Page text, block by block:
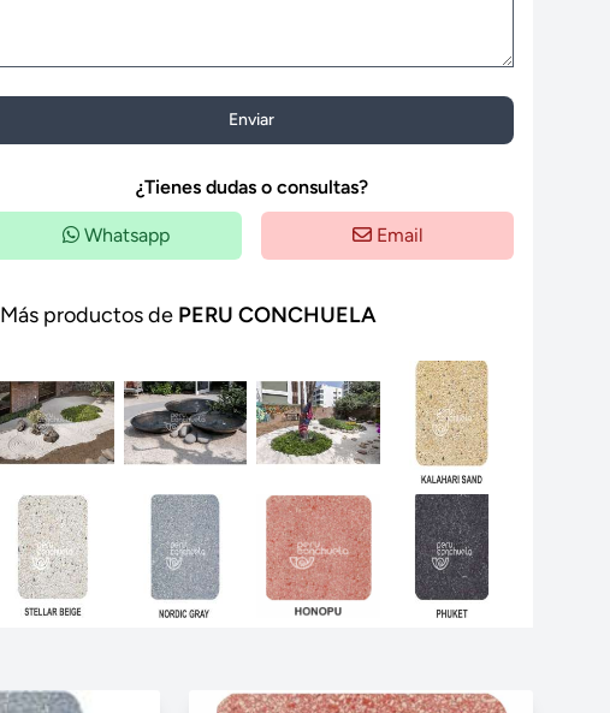
Enviar
¿Tienes dudas o consultas?
Whatsapp Email
Más productos de PERU CONCHUELA